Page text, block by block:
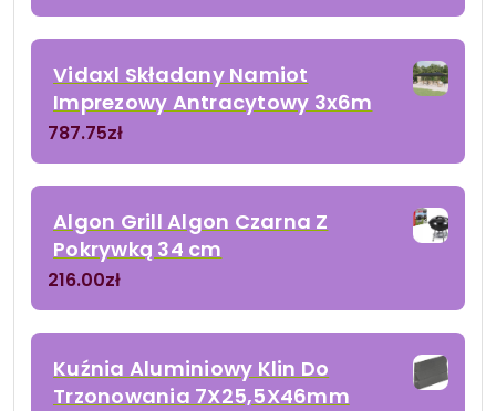
Vidaxl Składany Namiot
Imprezowy Antracytowy 3x6m
787.75zł
Algon Grill Algon Czarna Z
Pokrywką 34 cm
216.00zł
Kuźnia Aluminiowy Klin Do
Trzonowania 7X25,5X46mm